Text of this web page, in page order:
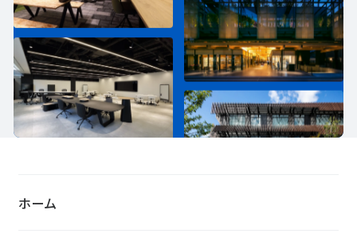
ホーム